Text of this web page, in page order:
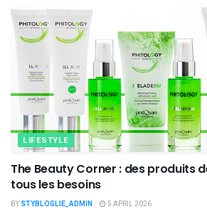
LIFESTYLE
The Beauty Corner : des produits
tous les besoins
BY STYBLOGLIE_ADMIN 5 APRIL 2026